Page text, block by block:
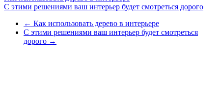
С этими решениями ваш интерьер будет смотреться дорого
← Как использовать дерево в интерьере
С этими решениями ваш интерьер будет смотреться
дорого →